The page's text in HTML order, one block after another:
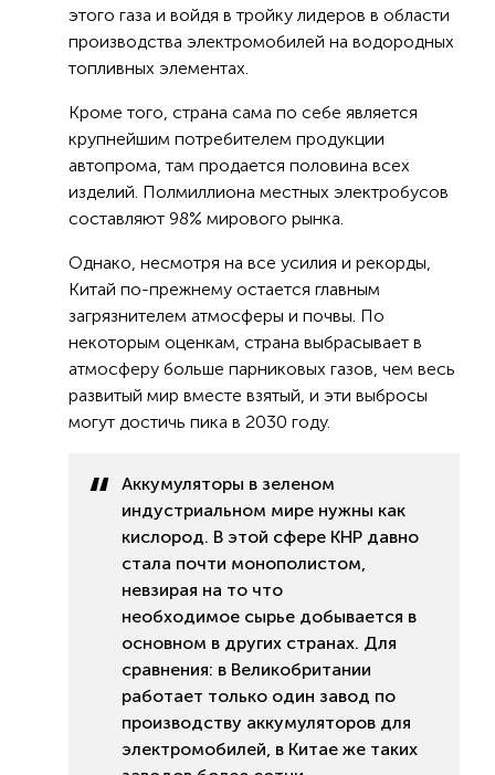
этого газа и войдя в тройку лидеров в области
производства электромобилей на водородных
топливных элементах.
Кроме того, страна сама по себе является
крупнейшим потребителем продукции
автопрома, там продается половина всех
изделий. Полмиллиона местных электробусов
составляют 98% мирового рынка.
Однако, несмотря на все усилия и рекорды,
Китай по-прежнему остается главным
загрязнителем атмосферы и почвы. По
некоторым оценкам, страна выбрасывает в
атмосферу больше парниковых газов, чем весь
развитый мир вместе взятый, и эти выбросы
могут достичь пика в 2030 году.
Аккумуляторы в зеленом
индустриальном мире нужны как
кислород. В этой сфере КНР давно
стала почти монополистом,
невзирая на то что
необходимое сырье добывается в
основном в других странах. Для
сравнения: в Великобритании
работает только один завод по
производству аккумуляторов для
электромобилей, в Китае же таких